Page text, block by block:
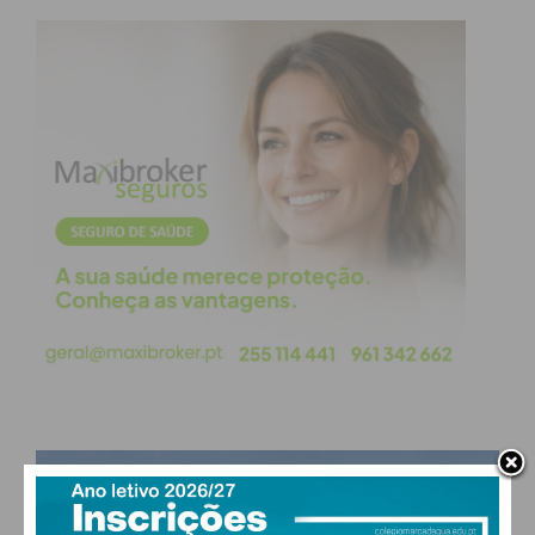
O hoquista lousadense José Santos foi o 6º melhor
marcador da prova (8 golos)
PAÇOS DE FERREIRA
few clouds